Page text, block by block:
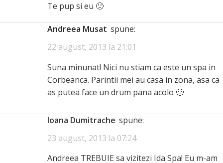
Te pup si eu 🙂
Andreea Musat spune:
22 august, 2013 la 21:01
Suna minunat! Nici nu stiam ca este un spa in
Corbeanca. Parintii mei au casa in zona, asa ca
as putea face un drum pana acolo 🙂
Ioana Dumitrache spune:
23 august, 2013 la 07:24
Andreea TREBUIE sa vizitezi Ida Spa! Eu m-am